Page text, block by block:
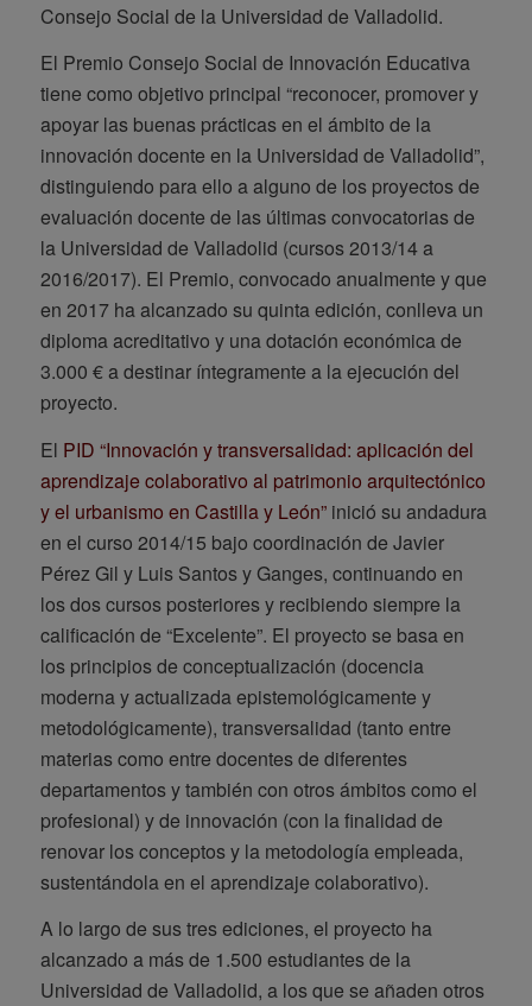
Consejo Social de la Universidad de Valladolid.
El Premio Consejo Social de Innovación Educativa
tiene como objetivo principal “reconocer, promover y
apoyar las buenas prácticas en el ámbito de la
innovación docente en la Universidad de Valladolid”,
distinguiendo para ello a alguno de los proyectos de
evaluación docente de las últimas convocatorias de
la Universidad de Valladolid (cursos 2013/14 a
2016/2017). El Premio, convocado anualmente y que
en 2017 ha alcanzado su quinta edición, conlleva un
diploma acreditativo y una dotación económica de
3.000 € a destinar íntegramente a la ejecución del
proyecto.
El PID “Innovación y transversalidad: aplicación del
aprendizaje colaborativo al patrimonio arquitectónico
y el urbanismo en Castilla y León”inició su andadura
en el curso 2014/15 bajo coordinación de Javier
Pérez Gil y Luis Santos y Ganges, continuando en
los dos cursos posteriores y recibiendo siempre la
calificación de “Excelente”. El proyecto se basa en
los principios de conceptualización (docencia
moderna y actualizada epistemológicamente y
metodológicamente), transversalidad (tanto entre
materias como entre docentes de diferentes
departamentos y también con otros ámbitos como el
profesional) y de innovación (con la finalidad de
renovar los conceptos y la metodología empleada,
sustentándola en el aprendizaje colaborativo).
A lo largo de sus tres ediciones, el proyecto ha
alcanzado a más de 1.500 estudiantes de la
Universidad de Valladolid, a los que se añaden otros